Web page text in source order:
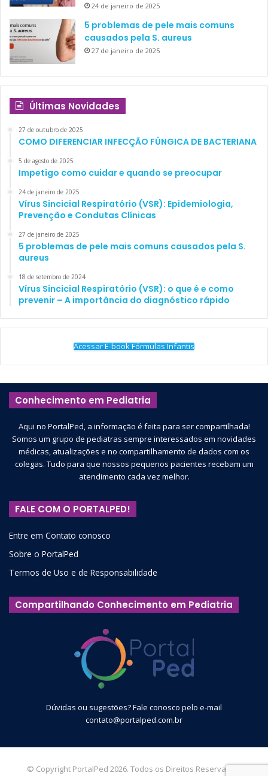
24 de janeiro de 2025
5 problemas de pele mais comuns
causados pela S. aureus
27 de janeiro de 2025
Últimas Novidades
27 de outubro de 2025
COMO DIFERENCIAR INFECÇÃO FÚNGICA DE BACTERIANA
5 de agosto de 2025
Impetigo como cuidar e quando se preocupar
24 de janeiro de 2025
Vírus Sincicial Respiratório (VSR): Epidemiologia,
Prevenção e Condutas Clínicas
27 de janeiro de 2025
5 problemas de pele mais comuns causados pela S.
aureus
18 de setembro de 2024
Vírus Sincicial Respiratório (VSR): o que é e como
prevenir – A importância do diagnóstico rápido
Acessar E-book Fórmulas Infantis
Conhecimento em Pediatria
Aqui no PortalPed, a informação é feita para ser compartilhada!
Somos um grupo de pediatras sempre interessados em novidades
médicas, atualizações e no compartilhamento de dados com os
colegas. Tudo para que nossos pequenos pacientes recebam um
atendimento cada vez melhor.
FALE COM O PORTALPED!
Entre em Contato conosco
Sobre o PortalPed
Termos de Uso e de Responsabilidade
Compartilhando Conhecimento em Pediatria
Dúvidas ou sugestões? Fale conosco pelo e-mail
contato@portalped.com.br
© Copyright PortalPed 2026. Todos os Direitos Reservados.